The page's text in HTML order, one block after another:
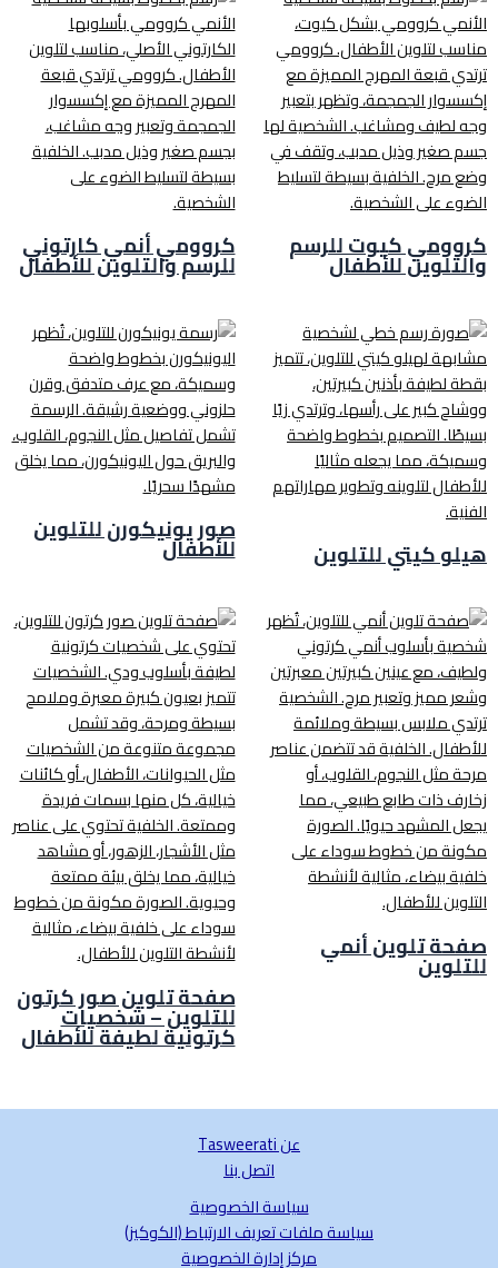
كروومي كيوت للرسم
والتلوين للأطفال
كروومي أنمي كارتوني
للرسم والتلوين للأطفال
هيلو كيتي للتلوين
صور يونيكورن للتلوين
للأطفال
صفحة تلوين أنمي
للتلوين
صفحة تلوين صور كرتون
للتلوين – شخصيات
كرتونية لطيفة للأطفال
عن Tasweerati
اتصل بنا
سياسة الخصوصية
سياسة ملفات تعريف الارتباط (الكوكيز)
مركز إدارة الخصوصية